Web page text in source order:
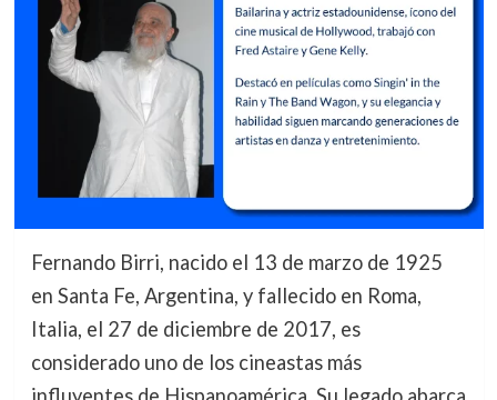
Fernando Birri, nacido el 13 de marzo de 1925
en Santa Fe, Argentina, y fallecido en Roma,
Italia, el 27 de diciembre de 2017, es
considerado uno de los cineastas más